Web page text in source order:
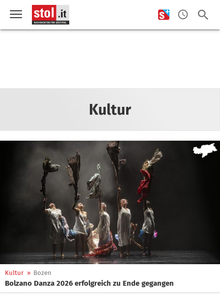
Kultur
Kultur » Bozen
Bolzano Danza 2026 erfolgreich zu Ende gegangen